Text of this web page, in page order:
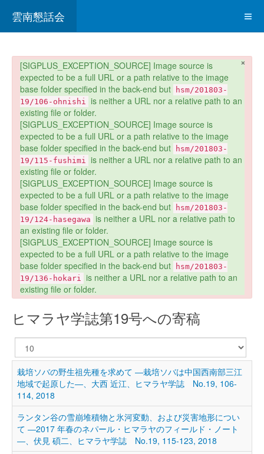
雲南懇話会
×
danger
[SIGPLUS_EXCEPTION_SOURCE] Image source is
expected to be a full URL or a path relative to the image
base folder specified in the back-end but
hsm/201803-
19/106-ohnishi is neither a URL nor a relative path to an
existing file or folder.
[SIGPLUS_EXCEPTION_SOURCE] Image source is
expected to be a full URL or a path relative to the image
base folder specified in the back-end but
hsm/201803-
19/115-fushimi is neither a URL nor a relative path to an
existing file or folder.
[SIGPLUS_EXCEPTION_SOURCE] Image source is
expected to be a full URL or a path relative to the image
base folder specified in the back-end but
hsm/201803-
19/124-hasegawa is neither a URL nor a relative path to
an existing file or folder.
[SIGPLUS_EXCEPTION_SOURCE] Image source is
expected to be a full URL or a path relative to the image
base folder specified in the back-end but
hsm/201803-
19/136-hokari is neither a URL nor a relative path to an
existing file or folder.
ヒマラヤ学誌第19号への寄稿
示
数
栽培ソバの野生祖先種を求めて ―栽培ソバは中国西南部三江
地域で起原した―、大西 近江、ヒマラヤ学誌 No.19, 106-
114, 2018
ランタン谷の雪崩堆積物と氷河変動、および災害地形につい
て ―2017 年春のネパール・ヒマラヤのフィールド・ノート
―、伏見 碩二、ヒマラヤ学誌 No.19, 115-123, 2018